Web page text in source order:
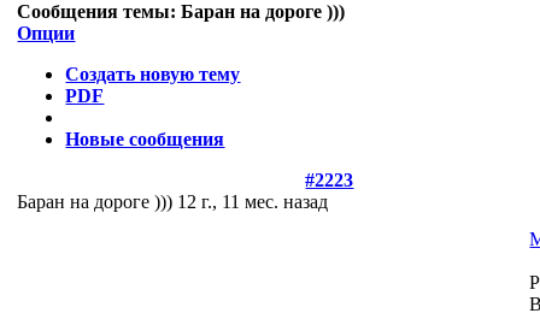
Сообщения темы: Баран на дороге )))
Опции
Создать новую тему
PDF
Новые сообщения
#2223
Баран на дороге ))) 12 г., 11 мес. назад